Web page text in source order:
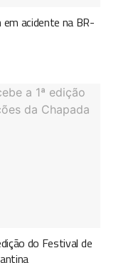
acidente na BR-
do Festival de